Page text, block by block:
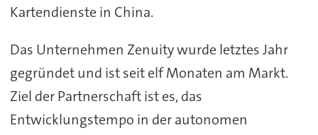
Kartendienste in China.
Das Unternehmen Zenuity wurde letztes Jahr
gegründet und ist seit elf Monaten am Markt.
Ziel der Partnerschaft ist es, das
Entwicklungstempo in der autonomen